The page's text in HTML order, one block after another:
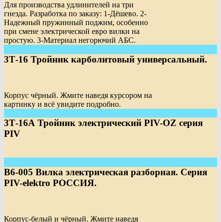
Для производства удлинителей на три
гнезда. Разработка по заказу: 1-Дёшево. 2-
Надежный пружинный поджим, особенно
при смене электрической евро вилки на
простую. 3-Материал негорючий АБС.
3Т-16 Тройник карболитовый универсальный.
Корпус чёрный. Жмите наведя курсором на
картинку и всё увидите подробно.
3Т-16А Тройник электрический PIV-OZ серия
PIV
В6-005 Вилка электрическая разборная. Серия
PIV-elektro РОССИЯ.
Корпус-белый и чёрный. Жмите наведя